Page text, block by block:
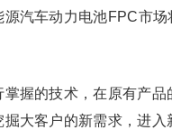
汽车动力电池FPC市场
握的技术，在原有产品
大客户的新需求，进入